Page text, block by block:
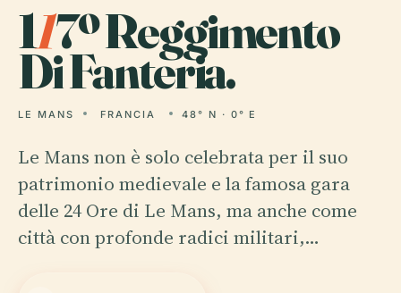
117º Reggimento
Di Fanteria.
LE MANS FRANCIA 48° N · 0° E
Le Mans non è solo celebrata per il suo
patrimonio medievale e la famosa gara
delle 24 Ore di Le Mans, ma anche come
città con profonde radici militari,…